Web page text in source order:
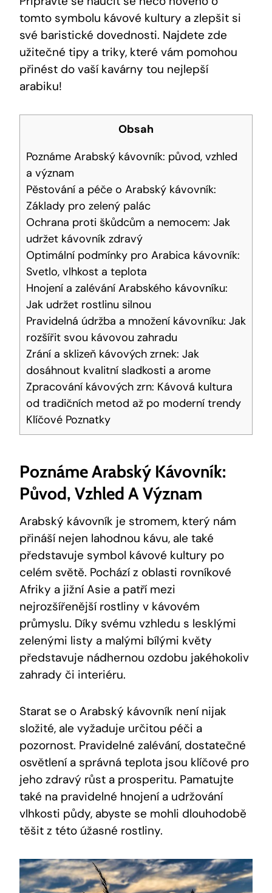
tomto symbolu kávové kultury a zlepšit si
své baristické dovednosti. Najdete zde
užitečné tipy a triky, které vám pomohou
přinést do vaší kavárny tou nejlepší
arabiku!
Obsah
Poznáme Arabský kávovník: původ, vzhled
a význam
Pěstování a péče o Arabský kávovník:
Základy pro zelený palác
Ochrana proti škůdcům a nemocem: Jak
udržet kávovník zdravý
Optimální podmínky pro Arabica kávovník:
Svetlo, vlhkost a teplota
Hnojení a zalévání Arabského kávovníku:
Jak udržet rostlinu silnou
Pravidelná údržba a množení kávovníku: Jak
rozšířit svou kávovou zahradu
Zrání a sklizeň kávových zrnek: Jak
dosáhnout kvalitní sladkosti a arome
Zpracování kávových zrn: Kávová kultura
od tradičních metod až po moderní trendy
Klíčové Poznatky
Poznáme Arabský Kávovník:
Původ, Vzhled A Význam
Arabský kávovník je stromem, který nám
přináší nejen lahodnou kávu, ale také
představuje symbol kávové kultury po
celém světě. Pochází z oblasti rovníkové
Afriky a jižní Asie a patří mezi
nejrozšířenější rostliny v kávovém
průmyslu. Díky svému vzhledu s lesklými
zelenými listy a malými bílými květy
představuje nádhernou ozdobu jakéhokoliv
zahrady či interiéru.
Starat se o Arabský kávovník není nijak
složité, ale vyžaduje určitou péči a
pozornost. Pravidelné zalévání, dostatečné
osvětlení a správná teplota jsou klíčové pro
jeho zdravý růst a prosperitu. Pamatujte
také na pravidelné hnojení a udržování
vlhkosti půdy, abyste se mohli dlouhodobě
těšit z této úžasné rostliny.